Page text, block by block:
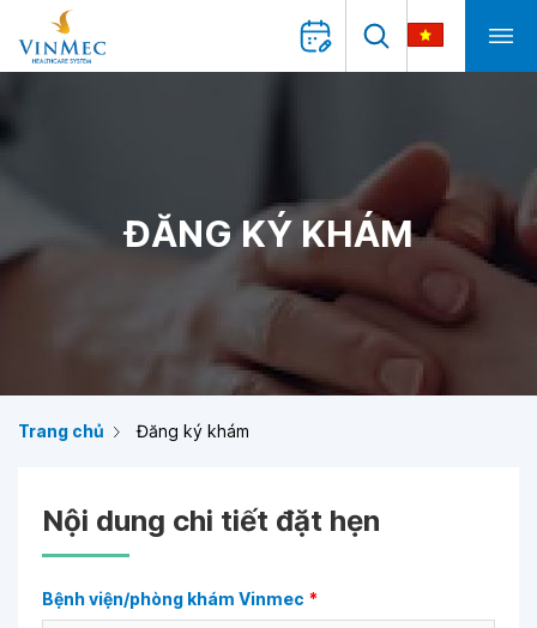
ĐĂNG KÝ KHÁM
Trang chủ Đăng ký khám
Nội dung chi tiết đặt hẹn
Bệnh viện/phòng khám Vinmec *